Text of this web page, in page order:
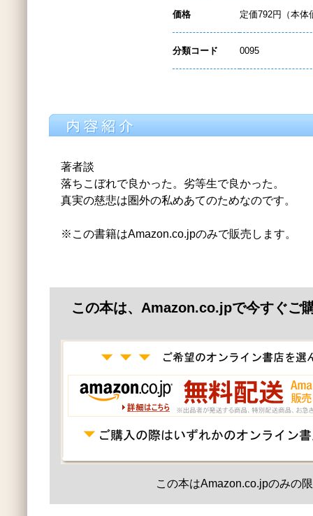
価格 定価792円（本体
分類コード 0095
著者談
落ちこぼれで良かった。劣等生で良かった。
真実の慈悲は圏外の私めあてのためなのです。
※この書籍はAmazon.co.jpのみで販売します。
この本は、Amazon.co.jpで今すぐご
この本はAmazon.co.jpのみの